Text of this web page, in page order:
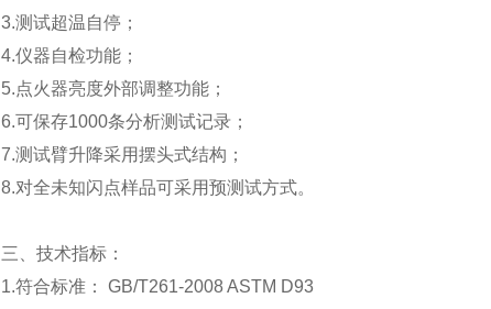
3.测试超温自停；
4.仪器自检功能；
5.点火器亮度外部调整功能；
6.可保存1000条分析测试记录；
7.测试臂升降采用摆头式结构；
8.对全未知闪点样品可采用预测试方式。
三、技术指标：
1.符合标准： GB/T261-2008 ASTM D93